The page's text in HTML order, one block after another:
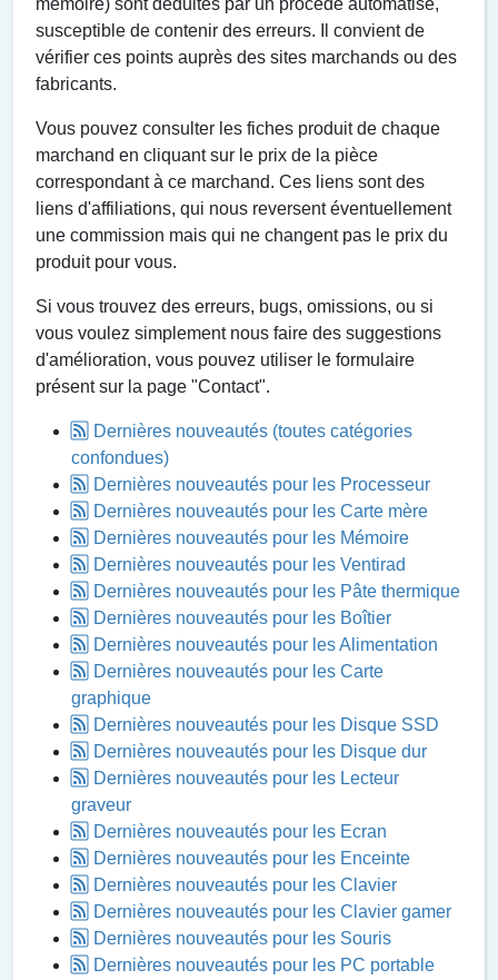
mémoire) sont déduites par un procédé automatisé,
susceptible de contenir des erreurs. Il convient de
vérifier ces points auprès des sites marchands ou des
fabricants.
Vous pouvez consulter les fiches produit de chaque
marchand en cliquant sur le prix de la pièce
correspondant à ce marchand. Ces liens sont des
liens d'affiliations, qui nous reversent éventuellement
une commission mais qui ne changent pas le prix du
produit pour vous.
Si vous trouvez des erreurs, bugs, omissions, ou si
vous voulez simplement nous faire des suggestions
d'amélioration, vous pouvez utiliser le formulaire
présent sur la page "Contact".
Dernières nouveautés (toutes catégories
confondues)
Dernières nouveautés pour les Processeur
Dernières nouveautés pour les Carte mère
Dernières nouveautés pour les Mémoire
Dernières nouveautés pour les Ventirad
Dernières nouveautés pour les Pâte thermique
Dernières nouveautés pour les Boîtier
Dernières nouveautés pour les Alimentation
Dernières nouveautés pour les Carte
graphique
Dernières nouveautés pour les Disque SSD
Dernières nouveautés pour les Disque dur
Dernières nouveautés pour les Lecteur
graveur
Dernières nouveautés pour les Ecran
Dernières nouveautés pour les Enceinte
Dernières nouveautés pour les Clavier
Dernières nouveautés pour les Clavier gamer
Dernières nouveautés pour les Souris
Dernières nouveautés pour les PC portable